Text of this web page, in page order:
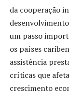
da cooperação
um passo
os países
assistência
críticas que
crescimento